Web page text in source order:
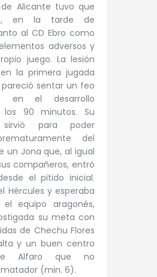
de Alicante tuvo que
en la tarde de
al CD Ebro como
adversos y
juego. La lesión
la primera jugada
sentar un feo
en el desarrollo
los 90 minutos. Su
sirvió para poder
del
un Jona que, al igual
compañeros, entró
el pitido inicial.
Hércules y esperaba
el equipo aragonés,
su meta con
de Chechu Flores
y un buen centro
Alfaro que no
(min. 6).